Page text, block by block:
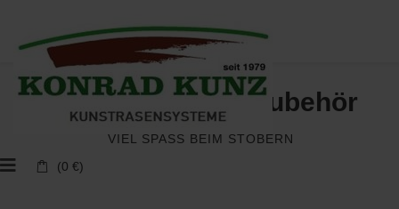
(0 €)
Kunstrasen und Zubehör
VIEL SPASS BEIM STÖBERN